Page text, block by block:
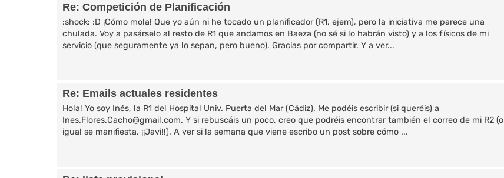
Re: Competición de Planificación
:shock: :D ¡Cómo mola! Que yo aún ni he tocado un planificador (R1, ejem), pero la iniciativa me parece una
chulada. Voy a pasárselo al resto de R1 que andamos en Baeza (no sé si lo habrán visto) y a los físicos de mi
servicio (que seguramente ya lo sepan, pero bueno). Gracias por compartir. Y a ver...
Re: Emails actuales residentes
Hola! Yo soy Inés, la R1 del Hospital Univ. Puerta del Mar (Cádiz). Me podéis escribir (si queréis) a
Ines.Flores.Cacho@gmail.com. Y si rebuscáis un poco, creo que podréis encontrar también el correo de mi R2 (o
igual se manifiesta, ¡¡Javi!!). A ver si la semana que viene escribo un post sobre cómo ...